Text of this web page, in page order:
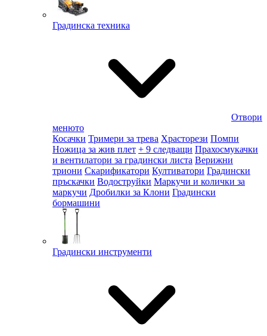
Градинска техника
Отвори
менюто
Косачки Тримери за трева Храсторези Помпи
Ножица за жив плет + 9 следващи Прахосмукачки
и вентилатори за градински листа Верижни
триони Скарификатори Култиватори Градински
пръскачки Водоструйки Маркучи и колички за
маркучи Дробилки за Клони Градински
бормашини
Градински инструменти